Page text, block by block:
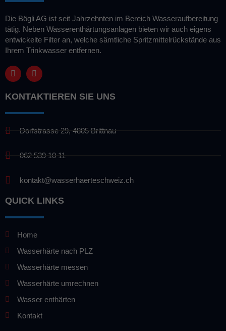
Die Bögli AG ist seit Jahrzehnten im Bereich Wasseraufbereitung
tätig. Neben Wasserenthärtungsanlagen bieten wir auch eigens
entwickelte Filter an, welche sämtliche Spritzmittelrückstände aus
Ihrem Trinkwasser entfernen.
KONTAKTIEREN SIE UNS
Dorfstrasse 29, 4805 Brittnau
062 539 10 11
kontakt@wasserhaerteschweiz.ch
QUICK LINKS
Home
Wasserhärte nach PLZ
Wasserhärte messen
Wasserhärte umrechnen
Wasser enthärten
Kontakt